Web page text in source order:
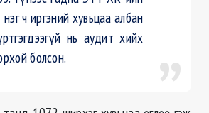
ч иргэний хувьцаа албан
нь аудит хийх
болсон.